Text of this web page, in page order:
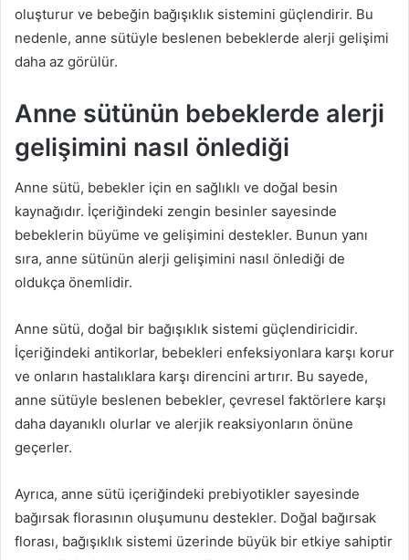
oluşturur ve bebeğin bağışıklık sistemini güçlendirir. Bu
nedenle, anne sütüyle beslenen bebeklerde alerji gelişimi
daha az görülür.
Anne sütünün bebeklerde alerji
gelişimini nasıl önlediği
Anne sütü, bebekler için en sağlıklı ve doğal besin
kaynağıdır. İçeriğindeki zengin besinler sayesinde
bebeklerin büyüme ve gelişimini destekler. Bunun yanı
sıra, anne sütünün alerji gelişimini nasıl önlediği de
oldukça önemlidir.
Anne sütü, doğal bir bağışıklık sistemi güçlendiricidir.
İçeriğindeki antikorlar, bebekleri enfeksiyonlara karşı korur
ve onların hastalıklara karşı direncini artırır. Bu sayede,
anne sütüyle beslenen bebekler, çevresel faktörlere karşı
daha dayanıklı olurlar ve alerjik reaksiyonların önüne
geçerler.
Ayrıca, anne sütü içeriğindeki prebiyotikler sayesinde
bağırsak florasının oluşumunu destekler. Doğal bağırsak
florası, bağışıklık sistemi üzerinde büyük bir etkiye sahiptir